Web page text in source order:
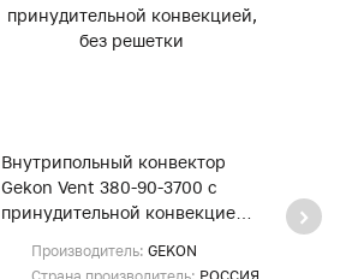
Внутрипольный конвектор
Gekon Vent 380-90-3700 с
принудительной конвекцией,
Производитель:GEKON
без